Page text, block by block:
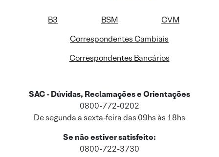
B3 BSM
CVM
Correspondentes Cambiais
Correspondentes Bancários
SAC - Dúvidas, Reclamações e Orientações
0800-772-0202
De segunda a sexta-feira das 09hs às 18hs
Se não estiver satisfeito:
0800-722-3730